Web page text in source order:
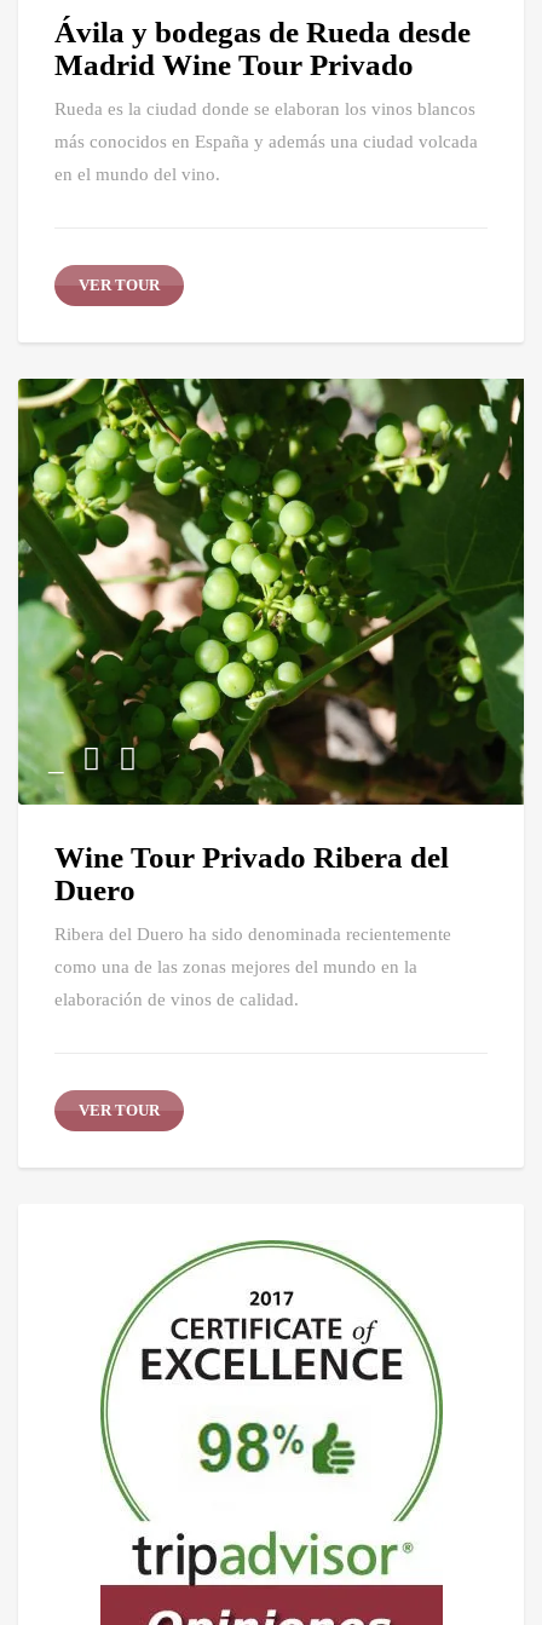
Ávila y bodegas de Rueda desde
Madrid Wine Tour Privado
Rueda es la ciudad donde se elaboran los vinos blancos
más conocidos en España y además una ciudad volcada
en el mundo del vino.
VER TOUR
Wine Tour Privado Ribera del
Duero
Ribera del Duero ha sido denominada recientemente
como una de las zonas mejores del mundo en la
elaboración de vinos de calidad.
VER TOUR